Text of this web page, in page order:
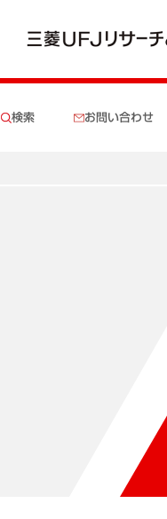
検索 お問い合わせ